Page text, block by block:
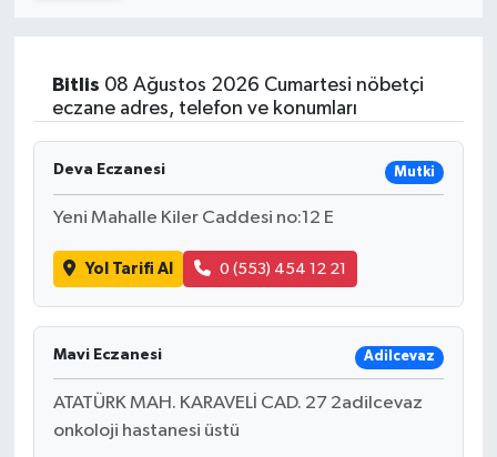
Bitlis 08 Ağustos 2026 Cumartesi nöbetçi
eczane adres, telefon ve konumları
Deva Eczanesi Mutki
Yeni Mahalle Kiler Caddesi no:12 E
Yol Tarifi Al 0 (553) 454 12 21
Mavi Eczanesi Adilcevaz
ATATÜRK MAH. KARAVELİ CAD. 27 2adilcevaz
onkoloji hastanesi üstü
Kültür - Sanat